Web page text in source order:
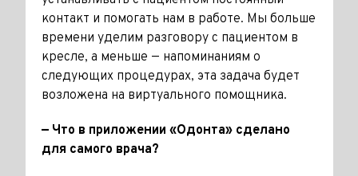
контакт и помогать нам в работе. Мы больше
времени уделим разговору с пациентом в
кресле, а меньше — напоминаниям о
следующих процедурах, эта задача будет
возложена на виртуального помощника.
— Что в приложении «Одонта» сделано
для самого врача?